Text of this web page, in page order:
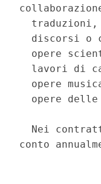
discorsi o
opere
lavori di
opere
opere
Nei